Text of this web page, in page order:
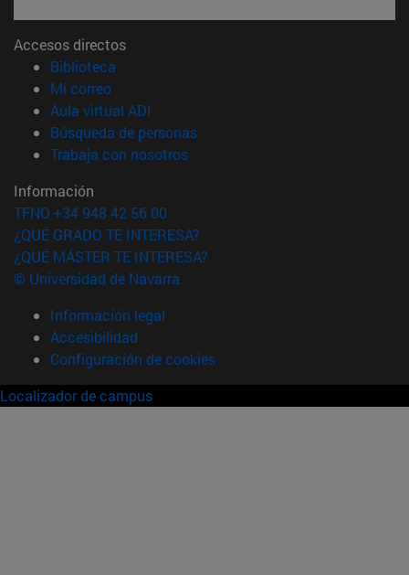
Accesos directos
Biblioteca
Mi correo(abre en nueva ventana)
Aula virtual ADI
Búsqueda de personas(abre en nueva ventana)
Trabaja con nosotros(abre en nueva ventana)
Información
TFNO +34 948 42 56 00
¿QUÉ GRADO TE INTERESA?
¿QUÉ MÁSTER TE INTERESA?
© Universidad de Navarra
Información legal
Accesibilidad
Configuración de cookies
Localizador de campus